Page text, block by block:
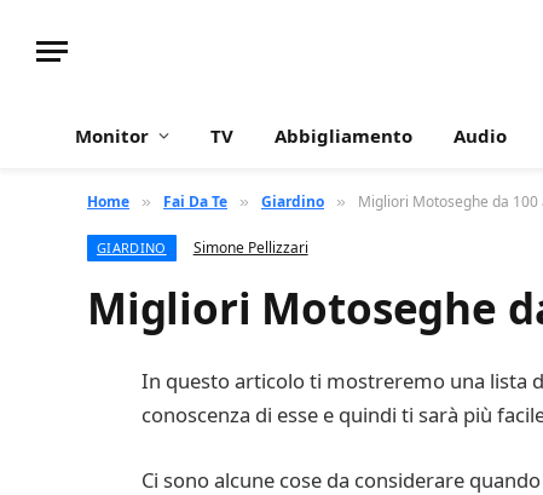
Monitor TV Abbigliamento Audio
Home » Fai Da Te » Giardino » Migliori Motoseghe da 100
GIARDINO Simone Pellizzari
Migliori Motoseghe
In questo articolo ti mostreremo una lista
conoscenza di esse e quindi ti sarà più
Ci sono alcune cose da considerare